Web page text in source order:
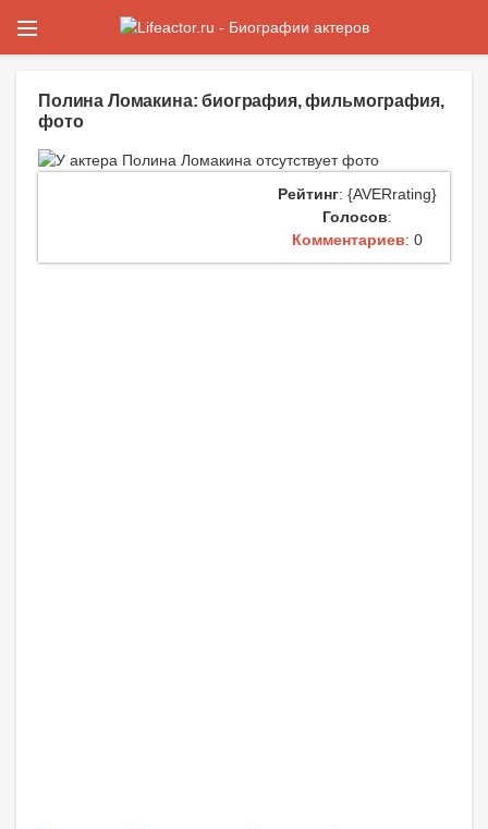
Полина Ломакина: биография, фильмография,
фото
Рейтинг: {AVERrating}
Голосов:
Комментариев: 0